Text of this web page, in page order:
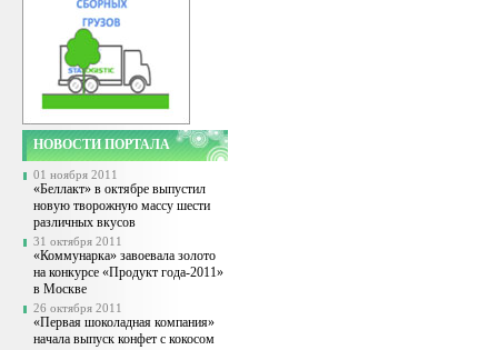
НОВОСТИ ПОРТАЛА
01 ноября 2011
«Беллакт» в октябре выпустил
новую творожную массу шести
различных вкусов
31 октября 2011
«Коммунарка» завоевала золото
на конкурсе «Продукт года-2011»
в Москве
26 октября 2011
«Первая шоколадная компания»
начала выпуск конфет с кокосом